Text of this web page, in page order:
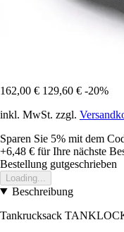
162,00 € 129,60 € -20%
inkl. MwSt. zzgl.
Sparen Sie 5% mit dem
+6,48 € für Ihre nächste
Bestellung gutgeschrieben
Loading...
Beschreibung
Tankrucksack